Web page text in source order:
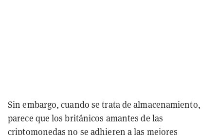
Sin embargo, cuando se trata de almacenamiento,
parece que los británicos amantes de las
criptomonedas no se adhieren a las mejores